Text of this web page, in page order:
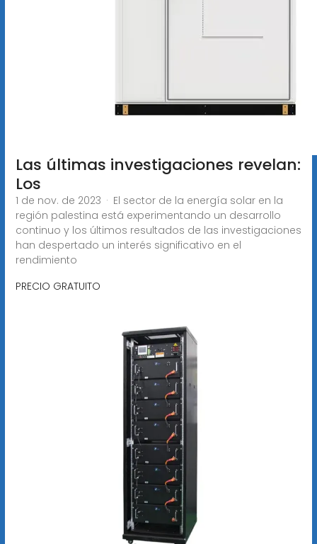
Las últimas investigaciones revelan:
Los
1 de nov. de 2023 · El sector de la energía solar en la
región palestina está experimentando un desarrollo
continuo y los últimos resultados de las investigaciones
han despertado un interés significativo en el
rendimiento
PRECIO GRATUITO